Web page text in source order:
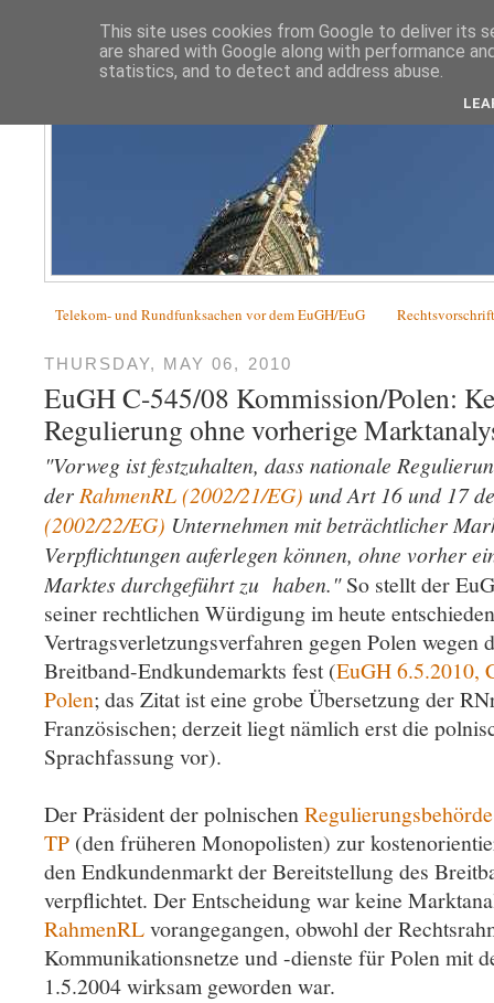
Telekom- und Rundfunksachen vor dem EuGH/EuG
THURSDAY, MAY 06, 2010
EuGH C-545/08 Kommission/Polen:
Regulierung ohne vorherige
"Vorweg ist festzuhalten, dass nationale
derRahmenRL (2002/21/EG) und Art 16 und 17
(2002/22/EG) Unternehmen mit beträchtlicher
Verpflichtungen auferlegen können, ohne vorher
Marktes durchgeführt zu haben."So stellt der
seiner rechtlichen Würdigung im heute
Vertragsverletzungsverfahren gegen Polen wegen
Breitband-Endkundemarkts fest (EuGH 6.5.2010,
Polen; das Zitat ist eine grobe Übersetzung der
Französischen; derzeit liegt nämlich erst die
Sprachfassung vor).
Der Präsident der polnischenRegulierungsbehörde
TP (den früheren Monopolisten) zur
den Endkundenmarkt der Bereitstellung des
verpflichtet. Der Entscheidung war keine
RahmenRLvorangegangen, obwohl der
Kommunikationsnetze und -dienste für Polen mit
1.5.2004 wirksam geworden war.
This site uses cookies from Google to deliver its
are shared with Google along with performance
statistics, and to detect and address abuse.